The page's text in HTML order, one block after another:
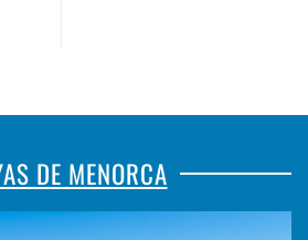
DE MENORCA